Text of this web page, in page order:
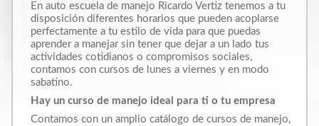
En auto escuela de manejo Ricardo Vertiz tenemos a tu
disposición diferentes horarios que pueden acoplarse
perfectamente a tu estilo de vida para que puedas
aprender a manejar sin tener que dejar a un lado tus
actividades cotidianos o compromisos sociales,
contamos con cursos de lunes a viernes y en modo
sabatino.
Hay un curso de manejo ideal para ti o tu empresa
Contamos con un amplio catálogo de cursos de manejo,